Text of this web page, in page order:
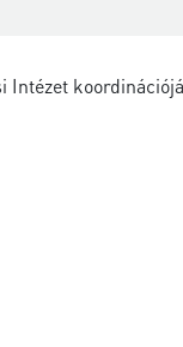
Intézet